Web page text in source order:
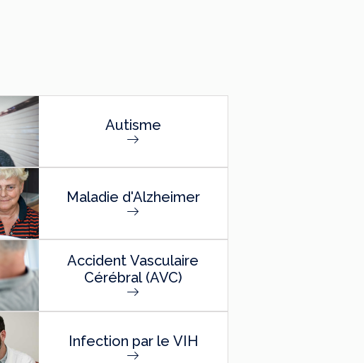
Autisme
Maladie d'Alzheimer
Accident Vasculaire
Cérébral (AVC)
Infection par le VIH